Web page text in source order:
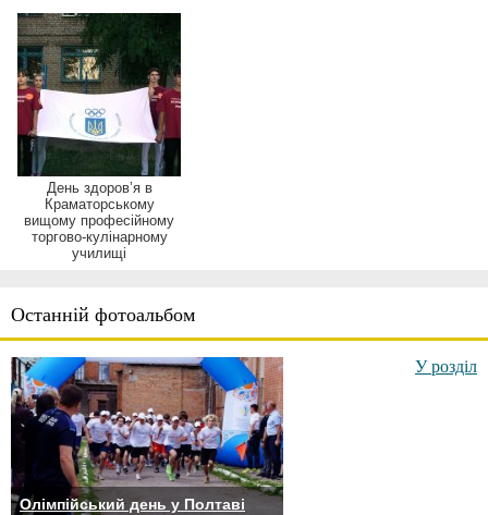
Останній фотоальбом
Олімпійський день у Полтаві
У розділ
День здоров’я в
Краматорському
вищому професійному
торгово-кулінарному
училищі